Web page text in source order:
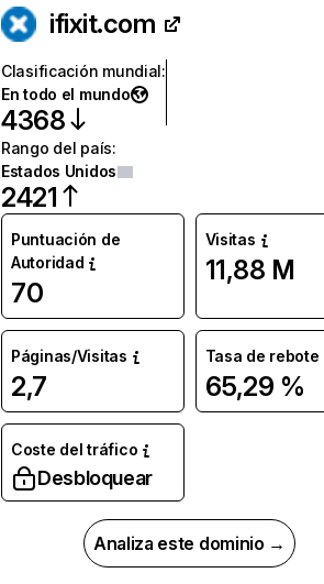
ifixit.com
Clasificación mundial:
En todo el mundo
4368
Rango del país:
Estados Unidos
2421
Puntuación de
Autoridad
70
Visitas
11,88 M
Páginas/Visitas
2,7
Tasa de rebote
65,29 %
Coste del tráfico
Desbloquear
Analiza este dominio →